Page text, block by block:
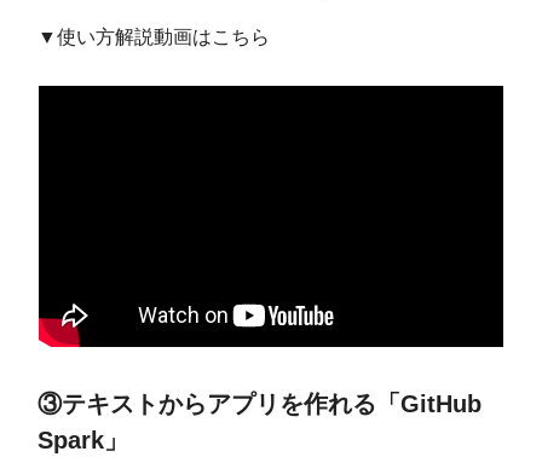
▼使い方解説動画はこちら
③テキストからアプリを作れる「GitHub
Spark」